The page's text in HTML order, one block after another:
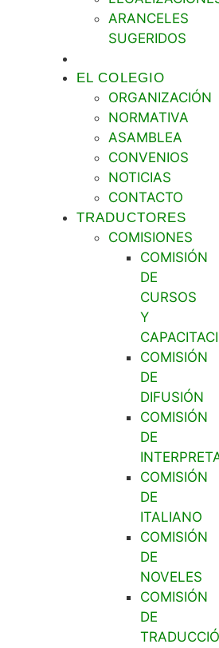
ARANCELES
SUGERIDOS
EL COLEGIO
ORGANIZACIÓN
NORMATIVA
ASAMBLEA
CONVENIOS
NOTICIAS
CONTACTO
TRADUCTORES
COMISIONES
COMISIÓN
DE
CURSOS
Y
COMISIÓN
DE
DIFUSIÓN
COMISIÓN
DE
COMISIÓN
DE
ITALIANO
COMISIÓN
DE
NOVELES
COMISIÓN
DE